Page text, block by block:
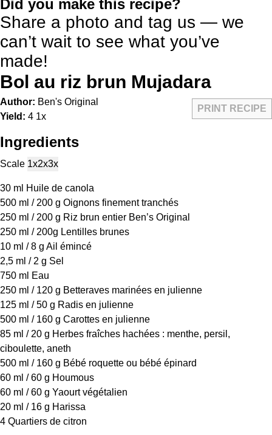
Did you make this recipe?
Share a photo and tag us — we
can’t wait to see what you’ve
made!
Bol au riz brun Mujadara
PRINT RECIPE
Author: Ben's Original
Yield: 4 1x
Ingredients
Scale 1x2x3x
30 ml Huile de canola
500 ml / 200 g Oignons finement tranchés
250 ml / 200 g Riz brun entier Ben’s Original
250 ml / 200g Lentilles brunes
10 ml / 8 g Ail émincé
2,5 ml / 2 g Sel
750 ml Eau
250 ml / 120 g Betteraves marinées en julienne
125 ml / 50 g Radis en julienne
500 ml / 160 g Carottes en julienne
85 ml / 20 g Herbes fraîches hachées : menthe, persil,
ciboulette, aneth
500 ml / 160 g Bébé roquette ou bébé épinard
60 ml / 60 g Houmous
60 ml / 60 g Yaourt végétalien
20 ml / 16 g Harissa
4 Quartiers de citron